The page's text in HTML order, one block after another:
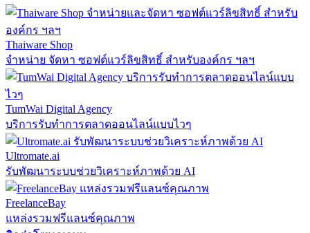
Thaiware Shop
จำหน่าย จัดหา ซอฟต์แวร์ลิขสิทธิ์ สำหรับองค์กร ฯลฯ
TumWai Digital Agency
บริการรับทำการตลาดออนไลน์แบบไวๆ
Ultromate.ai
รับพัฒนาระบบช่วยวิเคราะห์ภาพด้วย AI
FreelanceBay
แหล่งรวมฟรีแลนซ์คุณภาพ